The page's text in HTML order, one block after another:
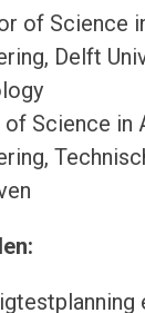
of Science
Delft
Science in